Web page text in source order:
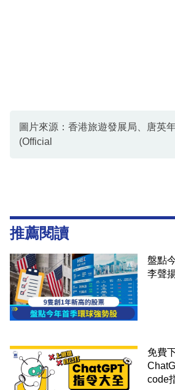
圖片來源：香港旅遊發展局、唐英
(Official
推薦閱讀
盤點
李聲
免費
code